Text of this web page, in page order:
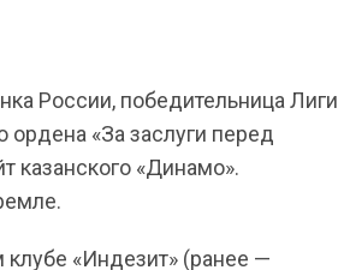
России, победительница Лиги
«За заслуги перед
казанского «Динамо».
клубе «Индезит» (ранее —